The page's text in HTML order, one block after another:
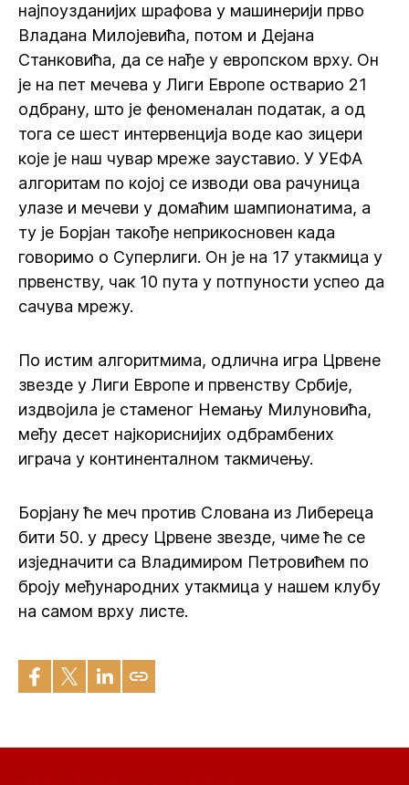
најпоузданијих шрафова у машинерији прво
Владана Милојевића, потом и Дејана
Станковића, да се нађе у европском врху. Он
је на пет мечева у Лиги Европе остварио 21
одбрану, што је феноменалан податак, а од
тога се шест интервенција воде као зицери
које је наш чувар мреже зауставио. У УЕФА
алгоритам по којој се изводи ова рачуница
улазе и мечеви у домаћим шампионатима, а
ту је Борјан такође неприкосновен када
говоримо о Суперлиги. Он је на 17 утакмица у
првенству, чак 10 пута у потпуности успео да
сачува мрежу.
По истим алгоритмима, одлична игра Црвене
звезде у Лиги Европе и првенству Србије,
издвојила је стаменог Немању Милуновића,
међу десет најкориснијих одбрамбених
играча у континенталном такмичењу.
Борјану ће меч против Слована из Либереца
бити 50. у дресу Црвене звезде, чиме ће се
изједначити са Владимиром Петровићем по
броју међународних утакмица у нашем клубу
на самом врху листе.